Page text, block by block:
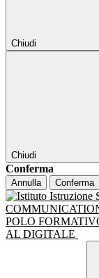
Chiudi
Chiudi
Conferma
Annulla Conferma
POLO
AL DIGITALE